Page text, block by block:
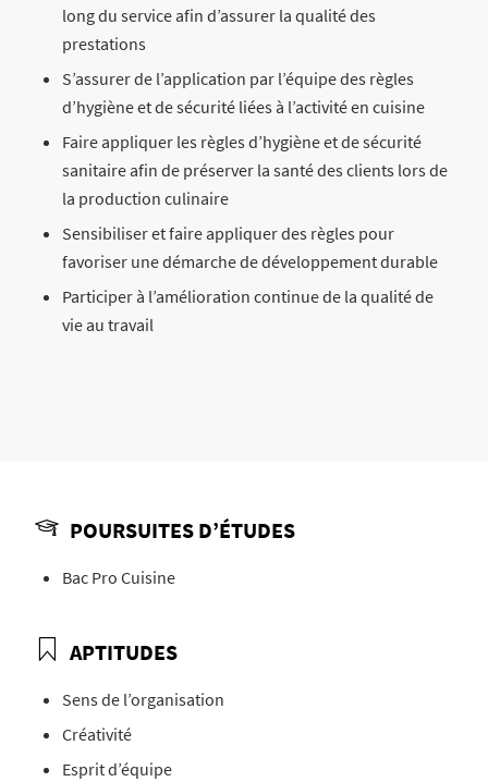
long du service afin d’assurer la qualité des
prestations
S’assurer de l’application par l’équipe des règles
d’hygiène et de sécurité liées à l’activité en cuisine
Faire appliquer les règles d’hygiène et de sécurité
sanitaire afin de préserver la santé des clients lors de
la production culinaire
Sensibiliser et faire appliquer des règles pour
favoriser une démarche de développement durable
Participer à l’amélioration continue de la qualité de
vie au travail
POURSUITES D’ÉTUDES
Bac Pro Cuisine
APTITUDES
Sens de l’organisation
Créativité
Esprit d’équipe